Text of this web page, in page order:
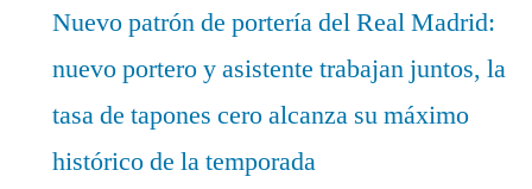
Nuevo patrón de portería del Real Madrid:
nuevo portero y asistente trabajan juntos, la
tasa de tapones cero alcanza su máximo
histórico de la temporada